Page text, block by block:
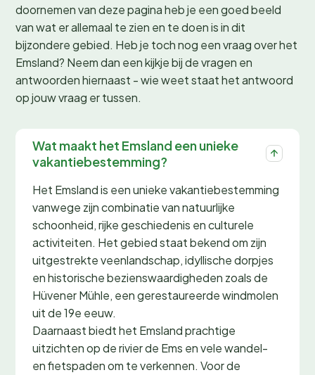
doornemen van deze pagina heb je een goed beeld
van wat er allemaal te zien en te doen is in dit
bijzondere gebied. Heb je toch nog een vraag over het
Emsland? Neem dan een kijkje bij de vragen en
antwoorden hiernaast - wie weet staat het antwoord
op jouw vraag er tussen.
Wat maakt het Emsland een unieke
vakantiebestemming?
Het Emsland is een unieke vakantiebestemming
vanwege zijn combinatie van natuurlijke
schoonheid, rijke geschiedenis en culturele
activiteiten. Het gebied staat bekend om zijn
uitgestrekte veenlandschap, idyllische dorpjes
en historische bezienswaardigheden zoals de
Hüvener Mühle, een gerestaureerde windmolen
uit de 19e eeuw.
Daarnaast biedt het Emsland prachtige
uitzichten op de rivier de Ems en vele wandel-
en fietspaden om te verkennen. Voor de